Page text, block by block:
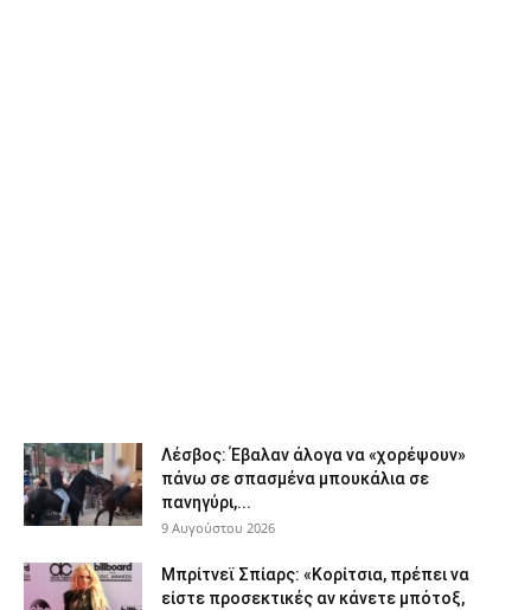
Λέσβος: Έβαλαν άλογα να «χορέψουν»
πάνω σε σπασμένα μπουκάλια σε
πανηγύρι,...
9 Αυγούστου 2026
Μπρίτνεϊ Σπίαρς: «Κορίτσια, πρέπει να
είστε προσεκτικές αν κάνετε μπότοξ,